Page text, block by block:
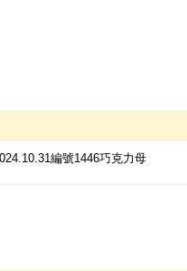
編號1446巧克力母